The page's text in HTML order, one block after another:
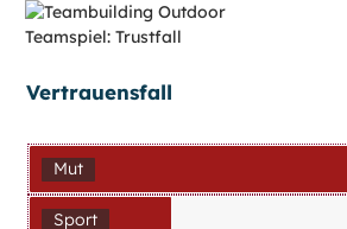
Vertrauensfall
Mut
Sport